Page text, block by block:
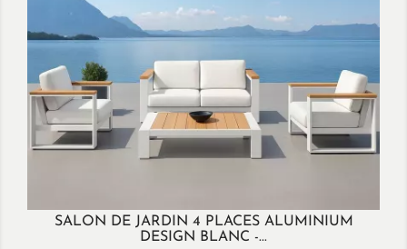
SALON DE JARDIN 4 PLACES ALUMINIUM
DESIGN BLANC -...